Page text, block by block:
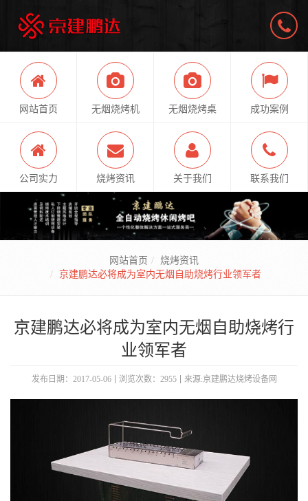
网站首页 无烟烧烤机 无烟烧烤桌 成功案例
公司实力 烧烤资讯 关于我们 联系我们
网站首页
烧烤资讯
京建鹏达必将成为室内无烟自助烧烤行业领军者
京建鹏达必将成为室内无烟自助烧烤行
业领军者
发布日期：2017-05-06 浏览次数：2955 来源:京建鹏达烧烤设备网